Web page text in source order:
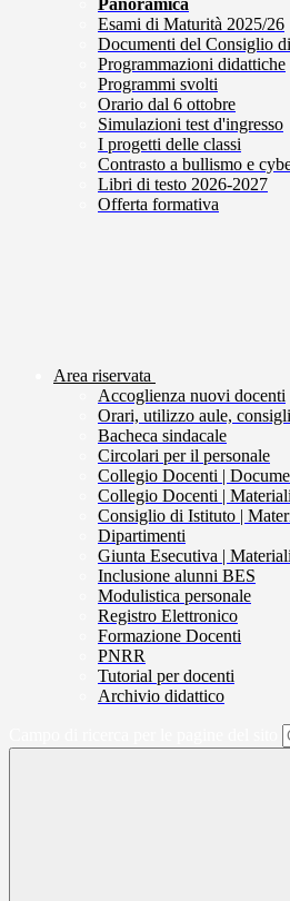
Panoramica
Esami di Maturità 2025/26
Documenti del Consiglio
Programmazioni didattiche
Programmi svolti
Orario dal 6 ottobre
Simulazioni test d'ingresso
I progetti delle classi
Contrasto a bullismo e
Libri di testo 2026-2027
Offerta formativa
Area riservata
Accoglienza nuovi docenti
Orari, utilizzo aule,
Bacheca sindacale
Circolari per il personale
Collegio Docenti |
Collegio Docenti |
Consiglio di Istituto |
Dipartimenti
Giunta Esecutiva |
Inclusione alunni BES
Modulistica personale
Registro Elettronico
Formazione Docenti
PNRR
Tutorial per docenti
Archivio didattico